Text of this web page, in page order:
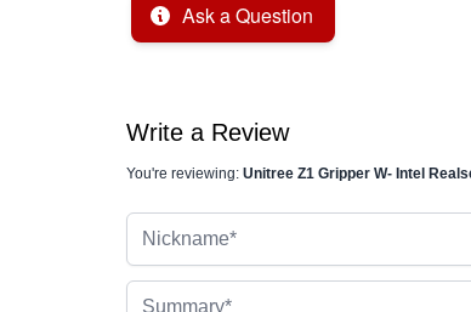
Ask a Question
Write a Review
You're reviewing: Unitree Z1 Gripper W- Intel